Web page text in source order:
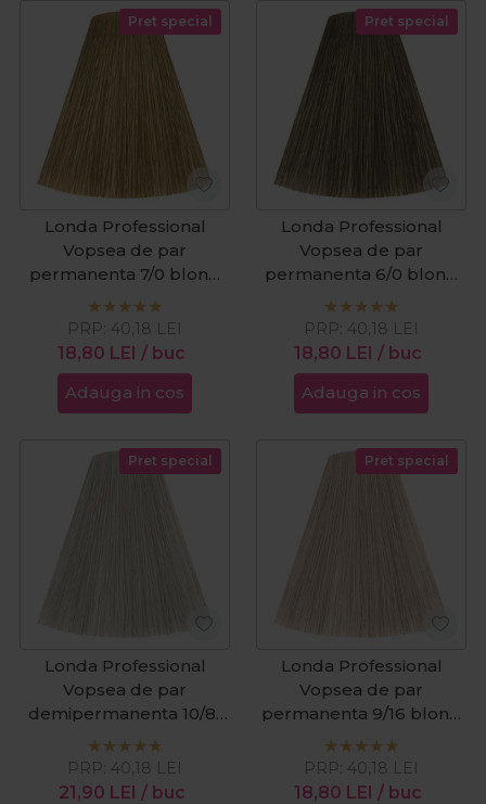
Pret special
Londa Professional
Vopsea de par
permanenta 7/0 blond
mediu 60ml
18,80 LEI / buc
PRP: 40,18 LEI
Adauga in cos
Pret special
Londa Professional
Vopsea de par
permanenta 6/0 blond
inchis 60ml
18,80 LEI / buc
PRP: 40,18 LEI
Adauga in cos
Pret special
Londa Professional
Vopsea de par
demipermanenta 10/81
blond solar perlat
cenusiu 60ml
21,90 LEI / buc
PRP: 40,18 LEI
Pret special
Londa Professional
Vopsea de par
permanenta 9/16 blond
luminos cenusiu violet
60ml
18,80 LEI / buc
PRP: 40,18 LEI